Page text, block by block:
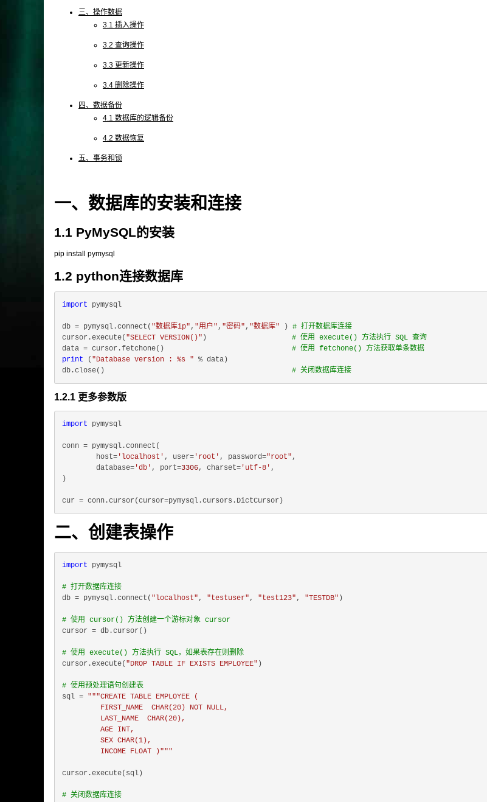
三、操作数据
3.1 插入操作
3.2 查询操作
3.3 更新操作
3.4 删除操作
四、数据备份
4.1 数据库的逻辑备份
4.2 数据恢复
五、事务和锁
一、数据库的安装和连接
1.1 PyMySQL的安装
pip install pymysql
1.2 python连接数据库
import pymysql
db = pymysql.connect( "数据库ip" , "用户" , "密码" , "数据库" ) # 打开数据库连接
cursor.execute( "SELECT VERSION()" ) # 使用 execute() 方法执行 SQL 查询
data = cursor.fetchone() # 使用 fetchone() 方法获取单条数据
print ( "Database version : %s " % data)
db.close() # 关闭数据库连接
1.2.1 更多参数版
import pymysql
conn = pymysql.connect(
        host=
'localhost' , user= 'root' , password="root" ,
        database=
'db' , port=3306, charset= 'utf-8' ,
)
二、创建表操作
import pymysql
# 打开数据库连接
db = pymysql.connect( "localhost" , "testuser" , "test123" , "TESTDB" )
# 使用 cursor() 方法创建一个游标对象 cursor
cursor = db.cursor()
# 使用 execute() 方法执行 SQL，如果表存在则删除
cursor.execute( "DROP TABLE IF EXISTS EMPLOYEE" )
# 使用预处理语句创建表
sql = """CREATE TABLE EMPLOYEE (
         FIRST_NAME  CHAR(20) NOT NULL,
         LAST_NAME  CHAR(20),
         AGE INT,
         SEX CHAR(1),
         INCOME FLOAT )"""
cursor.execute(sql)
# 关闭数据库连接